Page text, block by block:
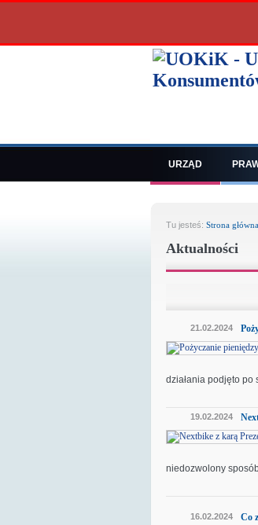
URZĄD
Tu jesteś: Strona główna
Aktualności
21.02.2024
działania podjęto po
19.02.2024
niedozwolony
16.02.2024 Co